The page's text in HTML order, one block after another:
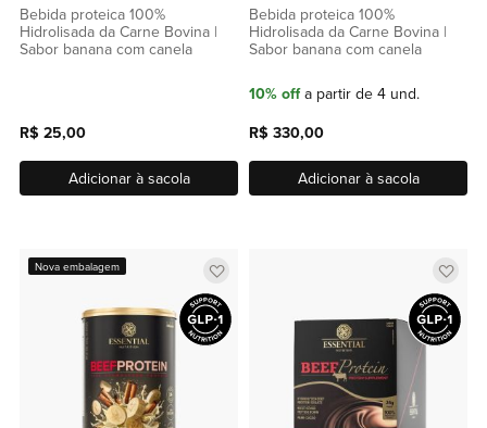
Bebida proteica 100%
Hidrolisada da Carne Bovina |
Sabor banana com canela
R$ 25,00
Adicionar à sacola
Bebida proteica 100%
Hidrolisada da Carne Bovina |
Sabor banana com canela
10% offa partir de 4 und.
R$ 330,00
Adicionar à sacola
Adicionar
a
lista
de
Nova embalagem
a
lista
de